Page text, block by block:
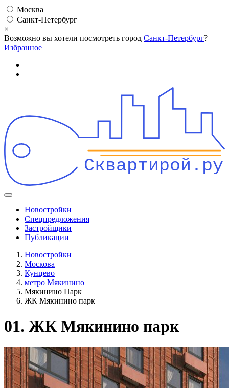
Москва
Санкт-Петербург
×
Возможно вы хотели посмотреть город Санкт-Петербург?
Избранное
Сквартирой.ру
Новостройки
Спецпредложения
Застройщики
Публикации
Новостройки
Москова
Кунцево
метро Мякинино
Мякинино Парк
ЖК Мякинино парк
01. ЖК Мякинино парк